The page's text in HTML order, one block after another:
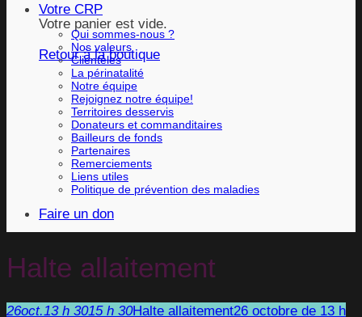
Votre panier est vide.
Retour à la boutique
Votre CRP
Qui sommes-nous ?
Nos valeurs
Clientèles
La périnatalité
Notre équipe
Rejoignez notre équipe!
Territoires desservis
Donateurs et commanditaires
Bailleurs de fonds
Partenaires
Remerciements
Liens utiles
Politique de prévention des maladies
Faire un don
Halte allaitement
26oct.13 h 3015 h 30Halte allaitement26 octobre de 13 h